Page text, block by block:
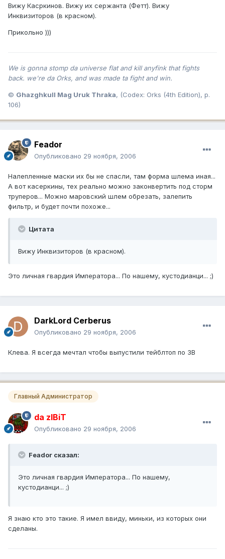
Вижу Касркинов. Вижу их сержанта (Фетт). Вижу
Инквизиторов (в красном).
Прикольно )))
We is gonna stomp da universe flat and kill anyfink that fights
back. we're da Orks, and was made ta fight and win.
© Ghazghkull Mag Uruk Thraka, (Codex: Orks (4th Edition), p.
106)
Feador
Опубликовано 29 ноября, 2006
Налепленные маски их бы не спасли, там форма шлема иная...
А вот касеркины, тех реально можно законвертить под сторм
труперов... Можно маровский шлем обрезать, залепить
фильтр, и будет почти похоже...
Цитата
Вижу Инквизиторов (в красном).
Это личная гвардия Императора... По нашему, кустодианци... ;)
DarkLord Cerberus
Опубликовано 29 ноября, 2006
Клева. Я всегда мечтал чтобы выпустили тейблтоп по ЗВ
Главный Администратор
da zIBiT
Опубликовано 29 ноября, 2006
Feador сказал:
Это личная гвардия Императора... По нашему,
кустодианци... ;)
Я знаю кто это такие. Я имел ввиду, миньки, из которых они
сделаны.